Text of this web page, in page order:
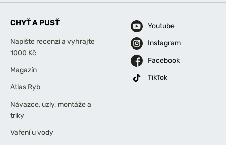
CHYŤ A PUSŤ
Napište recenzi a vyhrajte
1000 Kč
Magazín
Atlas Ryb
Návazce, uzly, montáže a
triky
Vaření u vody
Youtube
Instagram
Facebook
TikTok